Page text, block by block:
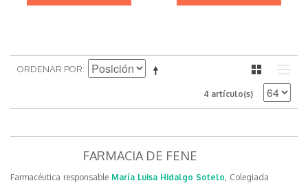
ORDENAR POR
4 artículo(s)
FARMACIA DE FENE
Farmacéutica responsable María Luisa Hidalgo Sotelo , Colegiada